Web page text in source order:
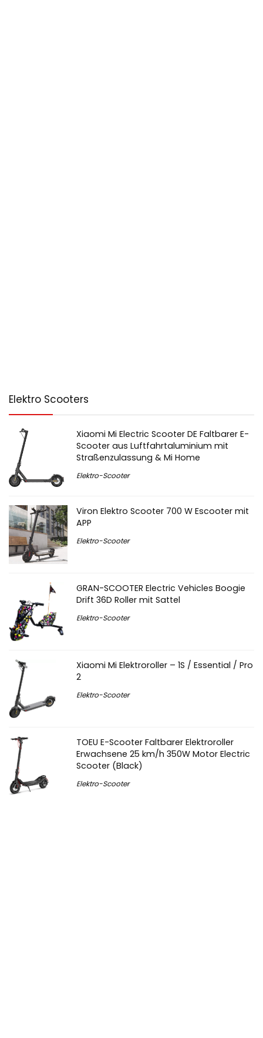
Elektro Scooters
Xiaomi Mi Electric Scooter DE Faltbarer E-
Scooter aus Luftfahrtaluminium mit
Straßenzulassung & Mi Home
Elektro-Scooter
Viron Elektro Scooter 700 W Escooter mit
APP
Elektro-Scooter
GRAN-SCOOTER Electric Vehicles Boogie
Drift 36D Roller mit Sattel
Elektro-Scooter
Xiaomi Mi Elektroroller – 1S / Essential / Pro
2
Elektro-Scooter
TOEU E-Scooter Faltbarer Elektroroller
Erwachsene 25 km/h 350W Motor Electric
Scooter (Black)
Elektro-Scooter